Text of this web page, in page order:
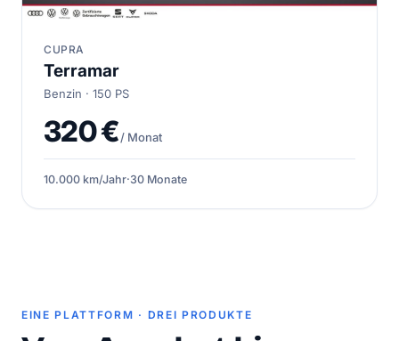
CUPRA
Terramar
Benzin · 150 PS
320 €/ Monat
10.000 km/Jahr·30 Monate
EINE PLATTFORM · DREI PRODUKTE